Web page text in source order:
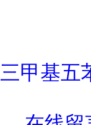
三甲基五